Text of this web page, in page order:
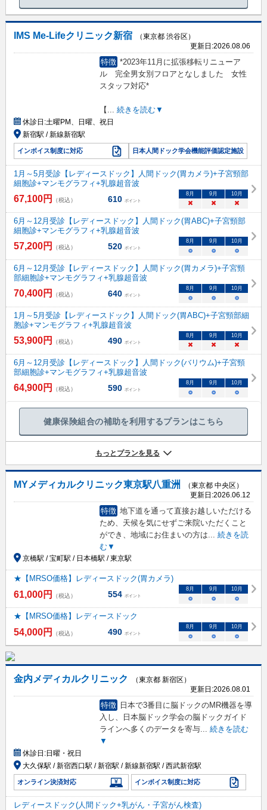
IMS Me-Lifeクリニック新宿
（東京都 渋谷区）
更新日:2026.08.06
特徴 *2023年11月に拡張移転リニューア
ル 完全男女別フロアとなしました 女性
スタッフ対応*
【 続きを読む▼
休診日:土曜PM、日曜、祝日
新宿駅 / 新線新宿駅
インボイス制度に対応 日本人間ドック学会機能評価認定施設
1月～5月受診【レディースドック】人間ドック(胃カメラ)+子宮頸部
細胞診+マンモグラフィ+乳腺超音波
67,100円 （税込） 610 ポイント
8 月 9 月 10月
× × ×
6月～12月受診【レディースドック】人間ドック(胃ABC)+子宮頸部
細胞診+マンモグラフィ+乳腺超音波
57,200円 （税込） 520 ポイント
8 月 9 月 10月
○ ○ ○
6月～12月受診【レディースドック】人間ドック(胃カメラ)+子宮頸
部細胞診+マンモグラフィ+乳腺超音波
70,400円 （税込） 640 ポイント
8 月 9 月 10月
○ ○ ○
1月～5月受診【レディースドック】人間ドック(胃ABC)+子宮頸部細
胞診+マンモグラフィ+乳腺超音波
53,900円 （税込） 490 ポイント
8 月 9 月 10月
× × ×
6月～12月受診【レディースドック】人間ドック(バリウム)+子宮頸
部細胞診+マンモグラフィ+乳腺超音波
64,900円 （税込） 590 ポイント
8 月 9 月 10月
○ ○ ○
健康保険組合の補助を利用するプランはこちら
もっとプランを見る
MYメディカルクリニック東京駅八重洲
（東京都 中央区）
更新日:2026.06.12
特徴 地下道を通って直接お越しいただける
ため、天候を気にせずご来院いただくこと
ができ、地域にお住まいの方は... 続きを読
む▼
京橋駅 / 宝町駅 / 日本橋駅 / 東京駅
★【MRSO価格】レディースドック(胃カメラ)
61,000円 （税込） 554 ポイント
8月 9月 10月
○ ○ ○
★【MRSO価格】レディースドック
54,000円 （税込） 490 ポイント
8月 9月 10月
○ ○ ○
金内メディカルクリニック
（東京都 新宿区）
更新日:2026.08.01
特徴
日本で3番目に脳ドックのMR機器を導
入し、日本脳ドック学会の脳ドックガイド
ラインへ多くのデータを寄与...
続きを読む
▼
休診日:日曜・祝日
大久保駅 / 新宿西口駅 / 新宿駅 / 新線新宿駅 / 西武新宿駅
オンライン決済対応 インボイス制度に対応
レディースドック(人間ドック+乳がん・子宮がん検査)